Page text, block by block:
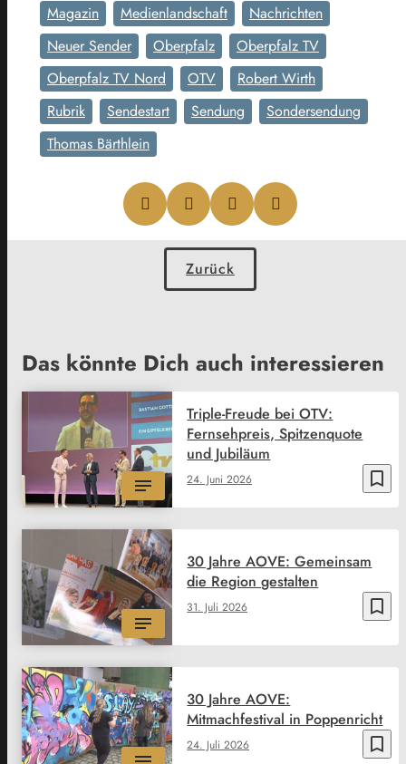
Magazin
Medienlandschaft
Nachrichten
Neuer Sender
Oberpfalz
Oberpfalz TV
Oberpfalz TV Nord
OTV
Robert Wirth
Rubrik
Sendestart Sendung
Sondersendung
Thomas Bärthlein
Zurück
Das könnte Dich auch interessieren
bookmark_border
24. Juni 2026
Triple-Freude bei OTV:
Fernsehpreis, Spitzenquote
und Jubiläum
bookmark_border
31. Juli 2026
30 Jahre AOVE: Gemeinsam
die Region gestalten
bookmark_border
24. Juli 2026
30 Jahre AOVE:
Mitmachfestival in Poppenricht